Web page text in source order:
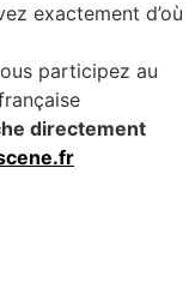
exactement d’où
participez au
directement